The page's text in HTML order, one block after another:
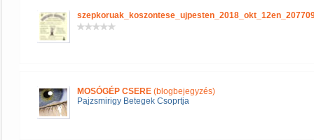
MOSÓGÉP CSERE (blogbejegyzés)
Pajzsmirigy Betegek Csoprtja